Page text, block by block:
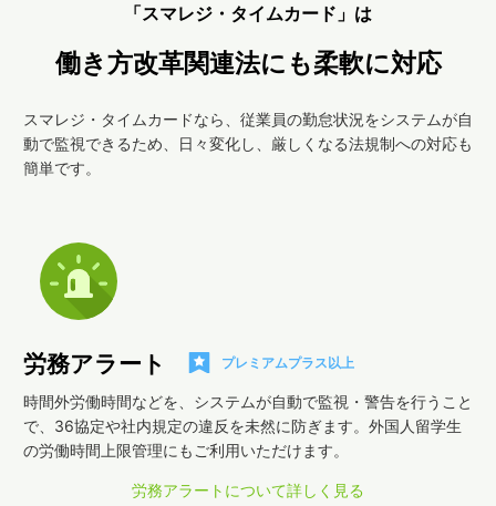
「スマレジ・タイムカード」は
働き方改革関連法にも柔軟に対応
スマレジ・タイムカードなら、従業員の勤怠状況をシステムが自
動で監視できるため、日々変化し、厳しくなる法規制への対応も
簡単です。
労務アラート プレミアムプラス以上
時間外労働時間などを、システムが自動で監視・警告を行うこと
で、36協定や社内規定の違反を未然に防ぎます。外国人留学生
の労働時間上限管理にもご利用いただけます。
労務アラートについて詳しく見る